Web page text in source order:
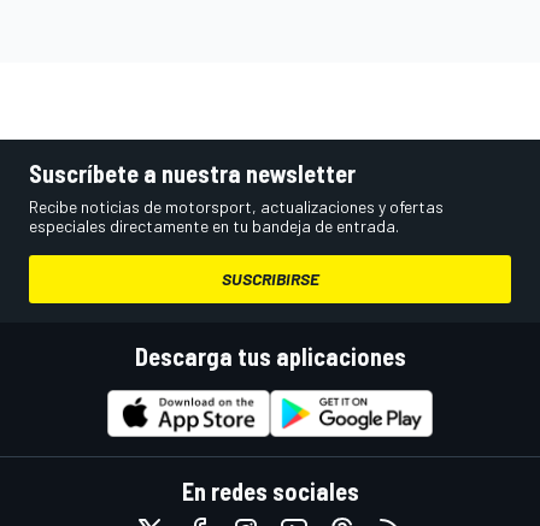
Suscríbete a nuestra newsletter
Recibe noticias de motorsport, actualizaciones y ofertas
especiales directamente en tu bandeja de entrada.
SUSCRIBIRSE
Descarga tus aplicaciones
En redes sociales